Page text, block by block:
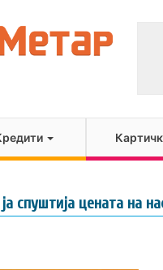
спуштија цената на